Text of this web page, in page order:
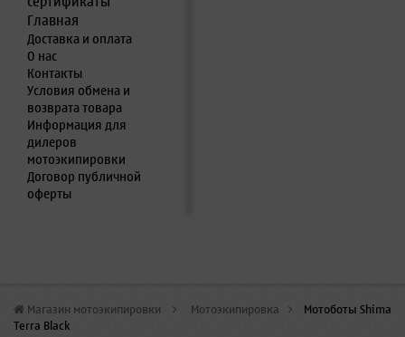
Главная
Доставка и оплата
О нас
Контакты
Условия обмена и
возврата товара
Информация для
дилеров
мотоэкипировки
Договор публичной
оферты
Магазин мотоэкипировки > Мотоэкипировка > Мотоботы Shima
Terra Black